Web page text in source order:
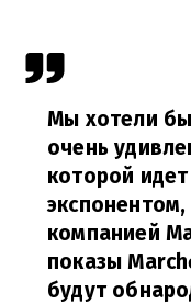
Мы хотели
очень
которой
компанией
показы
будут